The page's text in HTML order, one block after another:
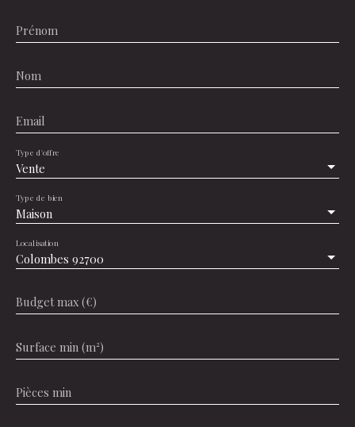
Prénom
Nom
Email
Vente
Type d'offre
Maison
Type de bien
Colombes 92700
Localisation
Budget max (€)
Surface min (m²)
Pièces min